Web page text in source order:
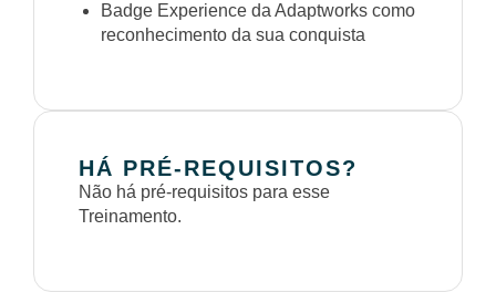
Badge Experience da Adaptworks como
reconhecimento da sua conquista
HÁ PRÉ-REQUISITOS?
Não há pré-requisitos para esse
Treinamento.